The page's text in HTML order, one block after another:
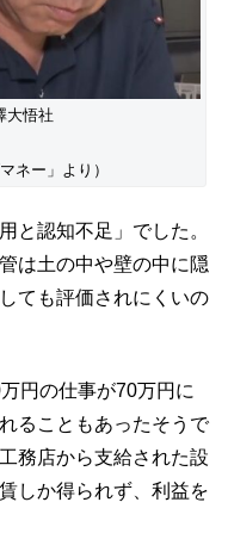
大悟社
ー」より）
と認知不足」でした。
は土の中や壁の中に隠
ても評価されにくいの
円の仕事が70万円に
ることもあったそうで
務店から支給された設
しか得られず、利益を